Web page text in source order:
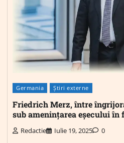
Germania Știri externe
Friedrich Merz, între
sub amenințarea eșecului
Redactie Iulie 19, 2025 0